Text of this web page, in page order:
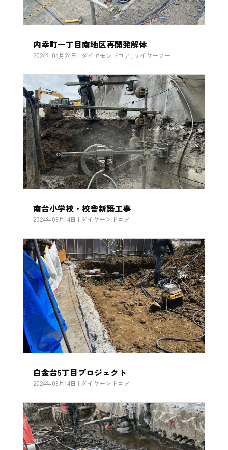
内幸町一丁目南地区再開発解体
2024年04月24日 | ダイヤモンドコア ワイヤーソー
南台小学校・校舎新築工事
2024年03月14日 | ダイヤモンドコア
白金台5丁目プロジェクト
2024年03月14日 | ダイヤモンドコア